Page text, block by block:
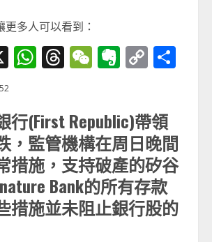
多人可以看到：
X WhatsApp
Threads
WeChat
Evernote
Copy
Link
行(First Republic)帶領
，監管機構在周日晚間
措施，支持破產的矽谷
Bank的所有存款
措施並未阻止銀行股的